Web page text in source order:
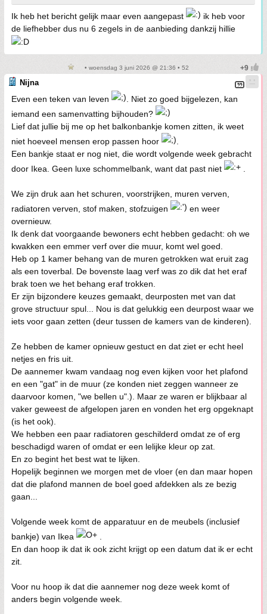
Ik heb het bericht gelijk maar even aangepast
ik heb voor
de liefhebber dus nu 6 zegels in de aanbieding dankzij hillie
• woensdag 3 juni 2026 @ 21:36 • 52
Nijna
Even een teken van leven
. Niet zo goed bijgelezen, kan
iemand een samenvatting bijhouden?
Lief dat jullie bij me op het balkonbankje komen zitten, ik weet
niet hoeveel mensen erop passen hoor
Een bankje staat er nog niet, die wordt volgende week gebracht
door Ikea. Geen luxe schommelbank, want dat past niet
We zijn druk aan het schuren, voorstrijken, muren verven,
radiatoren verven, stof maken, stofzuigen
en weer
overnieuw.
Ik denk dat voorgaande bewoners echt hebben gedacht: oh we
kwakken een emmer verf over die muur, komt wel goed.
Heb op 1 kamer behang van de muren getrokken wat eruit zag
als een toverbal. De bovenste laag verf was zo dik dat het eraf
brak toen we het behang eraf trokken.
Er zijn bijzondere keuzes gemaakt, deurposten met van dat
grove structuur spul... Nou is dat gelukkig een deurpost waar we
iets voor gaan zetten (deur tussen de kamers van de kinderen).
Ze hebben de kamer opnieuw gestuct en dat ziet er echt heel
netjes en fris uit.
De aannemer kwam vandaag nog even kijken voor het plafond
en een "gat" in de muur (ze konden niet zeggen wanneer ze
daarvoor komen, "we bellen u".). Maar ze waren er blijkbaar al
vaker geweest de afgelopen jaren en vonden het erg opgeknapt
(is het ook).
We hebben een paar radiatoren geschilderd omdat ze of erg
beschadigd waren of omdat er een lelijke kleur op zat.
En zo begint het best wat te lijken.
Hopelijk beginnen we morgen met de vloer (en dan maar hopen
dat die plafond mannen de boel goed afdekken als ze bezig
gaan...
Volgende week komt de apparatuur en de meubels (inclusief
bankje) van Ikea
En dan hoop ik dat ik ook zicht krijgt op een datum dat ik er echt
zit.
Voor nu hoop ik dat die aannemer nog deze week komt of
anders begin volgende week.